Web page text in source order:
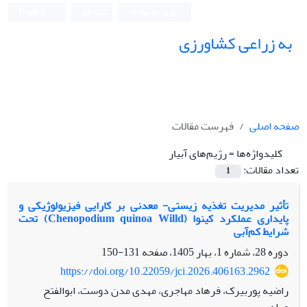
به زراعی کشاورزی
صفحه اصلی
فهرست مقالات
کلیدواژه‌ها =رژیم‌های آبیار
تعداد مقالات:
1
تأثیر مدیریت تغذیه زیستی- معدنی بر کارایی فیزیولوژیکی و
پایداری عملکرد کینوا (Chenopodium quinoa Willd) تحت
شرایط کم‌آبی
دوره 28، شماره 1، بهار 1405، صفحه
131-150
https://doi.org/10.22059/jci.2026.406163.2962
راضیه پوربیرک، فرهاد مهاجری، مهدی مدن دوست، ابوالفتح